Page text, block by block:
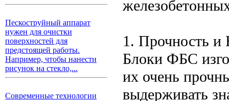
Пескоструйный аппарат
нужен для очистки
поверхностей для
предстоящей работы.
Например, чтобы нанести
рисунок на стекло,...
Современные технологии
1. Прочность и
Блоки ФБС
их очень
выдерживать